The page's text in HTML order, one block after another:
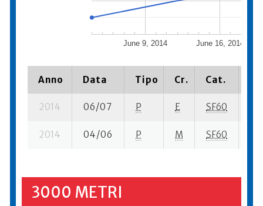
June 9, 2014 June 16, 2014
Anno Data Tipo Cr. Cat.
2014 06/07 P E SF60
2014 04/06 P M SF60
3000 METRI